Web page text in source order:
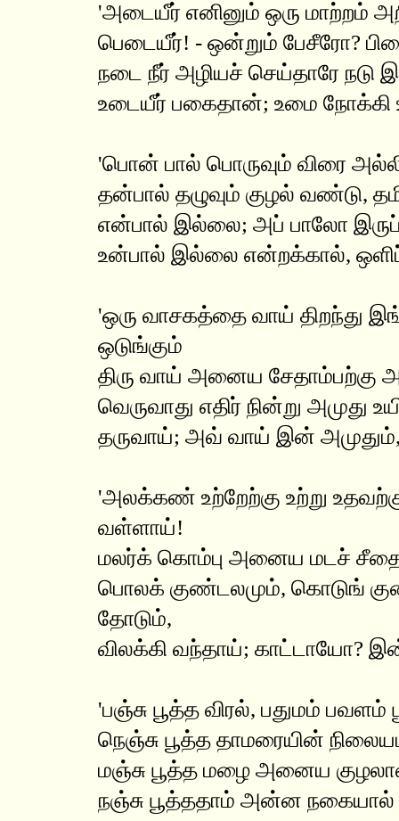
'அடையீர் எனினும் ஒரு மாற்றம்
பெடையீர்! - ஒன்றும் பேசீரோ?
நடை நீர் அழியச் செய்தாரே நடு
உடையீர் பகைதான்; உமை நோக்கி
'பொன் பால் பொருவும் விரை
தன்பால் தழுவும் குழல் வண்டு,
என்பால் இல்லை; அப் பாலோ
உன்பால் இல்லை என்றக்கால்,
'ஒரு வாசகத்தை வாய் திறந்து
ஒடுங்கும்
திரு வாய் அனைய சேதாம்பற்கு
வெருவாது எதிர் நின்று அமுது
தருவாய்; அவ் வாய் இன்
'அலக்கண் உற்றேற்கு உற்று
வள்ளாய்!
மலர்க் கொம்பு அனைய மடச்
பொலக் குண்டலமும், கொடுங்
தோடும்,
விலக்கி வந்தாய்; காட்டாயோ?
'பஞ்சு பூத்த விரல், பதுமம்
நெஞ்சு பூத்த தாமரையின்
மஞ்சு பூத்த மழை அனைய
நஞ்சு பூத்ததாம் அன்ன